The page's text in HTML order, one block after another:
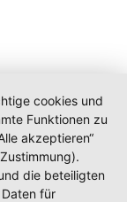
cookies und
Funktionen zu
akzeptieren“
die beteiligten
für